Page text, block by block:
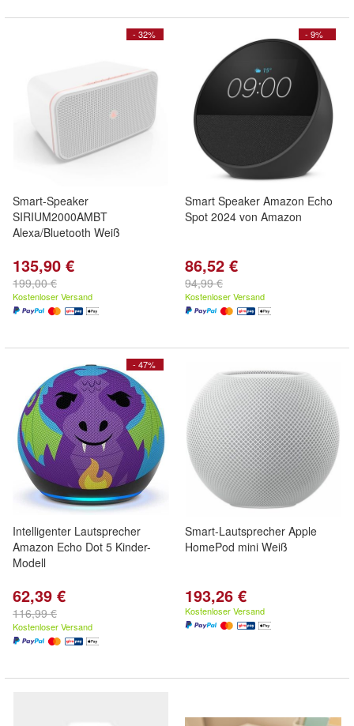
- 32%
Smart-Speaker
SIRIUM2000AMBT
Alexa/Bluetooth Weiß
135,90 €
199,00 €
Kostenloser Versand
- 9%
Smart Speaker Amazon Echo
Spot 2024 von Amazon
86,52 €
94,99 €
Kostenloser Versand
- 47%
Intelligenter Lautsprecher
Amazon Echo Dot 5 Kinder-
Modell
62,39 €
116,99 €
Kostenloser Versand
Smart-Lautsprecher Apple
HomePod mini Weiß
193,26 €
Kostenloser Versand